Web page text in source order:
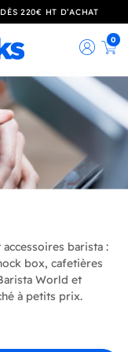
220€ HT D’ACHAT
0
barista :
box, cafetières
World et
à petits prix.